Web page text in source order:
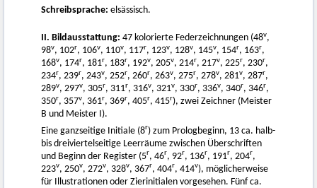
Schreibsprache: elsässisch.
II. Bildausstattung: 47 kolorierte Federzeichnungen (48v,
98v, 102r, 106v, 110v, 117r, 123v, 128v, 145v, 154r, 163r,
168v, 174r, 181r, 183r, 192v, 205v, 214r, 217v, 225r, 230r,
234r, 239r, 243v, 252r, 260r, 263v, 275r, 278v, 281v, 287r,
289v, 297v, 305r, 311r, 316v, 321v, 330r, 336v, 340r, 346r,
350r, 357v, 361r, 369r, 405r, 415r), zwei Zeichner (Meister
B und Meister I).
Eine ganzseitige Initiale (8r) zum Prologbeginn, 13 ca. halb-
bis dreiviertelseitige Leerräume zwischen Überschriften
und Beginn der Register (5r, 46r, 92r, 136r, 191r, 204r,
223v, 250v, 272v, 328v, 367r, 404r, 414v), möglicherweise
für Illustrationen oder Zierinitialen vorgesehen. Fünf ca.